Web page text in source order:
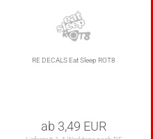
RE DECALS Eat Sleep ROT8
ab 3,49 EUR